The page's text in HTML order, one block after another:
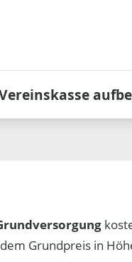
Grundpreis in